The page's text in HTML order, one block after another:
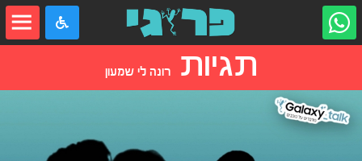
תגיותרונה לי שמעון